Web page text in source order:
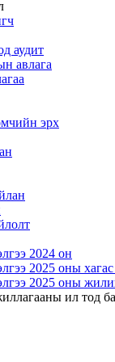
аудит
авлага
эрх
2024 он
2025 оны
2025 оны
ил тод